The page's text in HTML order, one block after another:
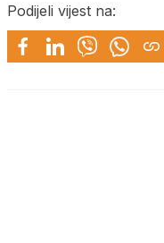
Podijeli vijest na: